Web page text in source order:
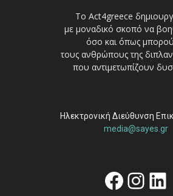
Το Act4greece
με μοναδικό σκοπό να
όσο και όπως
τους ανθρώπους της
που αντιμετωπίζουν
Ηλεκτρονική Διεύθυνση
media@sayes.gr